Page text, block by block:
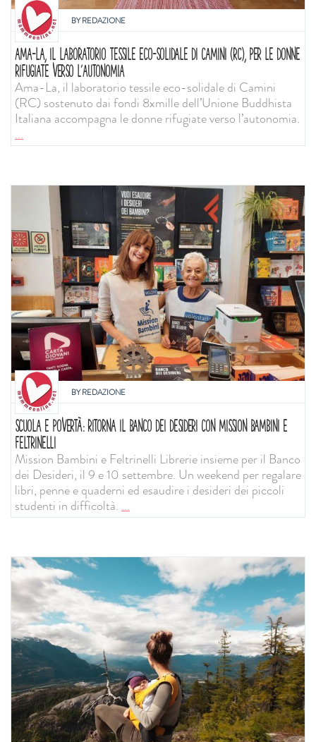
BYREDAZIONE
AMA-LA, IL LABORATORIO TESSILE ECO-SOLIDALE DI CAMINI (RC), PER LE DONNE
RIFUGIATE VERSO L’AUTONOMIA
Ama-La, il laboratorio tessile eco-solidale di Camini
(RC) sostenuto dai fondi 8xmille dell’Unione Buddhista
Italiana accompagna le donne rifugiate verso l’autonomia.
...
BYREDAZIONE
SCUOLA E POVERTÀ: RITORNA IL BANCO DEI DESIDERI CON MISSION BAMBINI E
FELTRINELLI
Mission Bambini e Feltrinelli Librerie insieme per il Banco
dei Desideri, il 9 e 10 settembre. Un weekend per regalare
libri, penne e quaderni ed esaudire i desideri dei piccoli
studenti in difficoltà....